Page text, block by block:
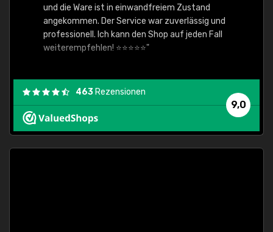
und die Ware ist in einwandfreiem Zustand
angekommen. Der Service war zuverlässig und
professionell. Ich kann den Shop auf jeden Fall
weiterempfehlen! ⭐⭐⭐⭐⭐"
9,0
463 Rezensionen